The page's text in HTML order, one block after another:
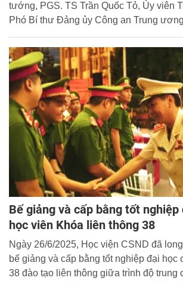
tướng, PGS. TS Trần Quốc Tỏ, Ủy viên
Phó Bí thư Đảng ủy Công an Trung
Bế giảng và cấp bằng tốt nghiệp
học viên Khóa liên thông 38
Ngày 26/6/2025, Học viện CSND đã
bế giảng và cấp bằng tốt nghiệp đại học
38 đào tạo liên thông giữa trình độ trung